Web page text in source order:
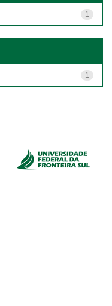
1
1